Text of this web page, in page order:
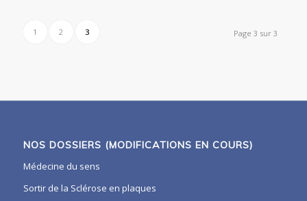
Page 3 sur 3
1 2 3
NOS DOSSIERS (MODIFICATIONS EN COURS)
Médecine du sens
Sortir de la Sclérose en plaques